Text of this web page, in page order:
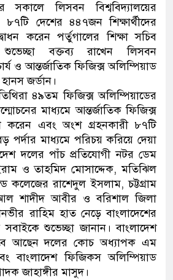
লিসবন বিশ্ববিদ্যালয়ের
৮৭টি দেশের ৪৪৭জন শিক্ষার্থীদের
করেন পর্তুগালের শিক্ষা সচিব
বক্তব্য রাখেন লিসবন
ও আন্তর্জাতিক ফিজিক্স অলিম্পিয়াড
জর্ডান।
৪৯তম ফিজিক্স অলিম্পিয়াডের
মাধ্যমে আন্তর্জাতিক ফিজিক্স
করেন এবং অংশ গ্রহনকারী ৮৭টি
পর্দার মাধ্যমে পরিচয় করিয়ে দেয়া
দলের পাঁচ প্রতিযোগী নটর ডেম
ও তাহমিদ মোসাদ্দেক, মতিঝিল
কলেজের রাশেদুল ইসলাম, চট্টগ্রাম
শাদীদ আবীর ও বরিশাল জিলা
রাহিম হাত নেড়ে বাংলাদেশের
শুভেচ্ছা জানান। বাংলাদেশ
আছেন দলের কোচ অধ্যাপক এম
বাংলাদেশ ফিজিকস অলিম্পিয়াড
জাহাঙ্গীর মাসুদ।